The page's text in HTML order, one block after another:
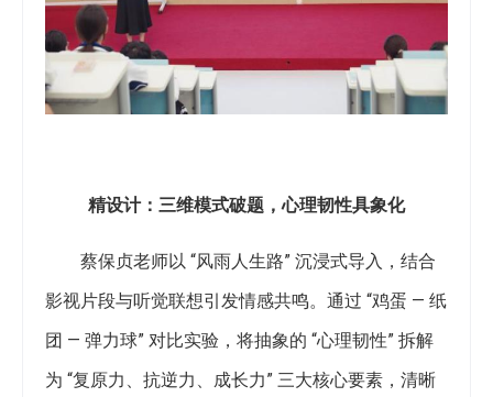
精设计：三维模式破题，心理韧性具象化​
蔡保贞老师以 “风雨人生路” 沉浸式导入，结合
影视片段与听觉联想引发情感共鸣。通过 “鸡蛋 — 纸
团 — 弹力球” 对比实验，将抽象的 “心理韧性” 拆解
为 “复原力、抗逆力、成长力” 三大核心要素，清晰